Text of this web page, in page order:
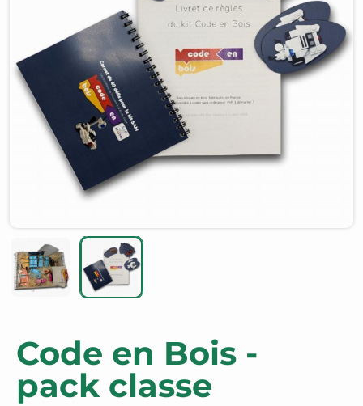
Code en Bois -
pack classe